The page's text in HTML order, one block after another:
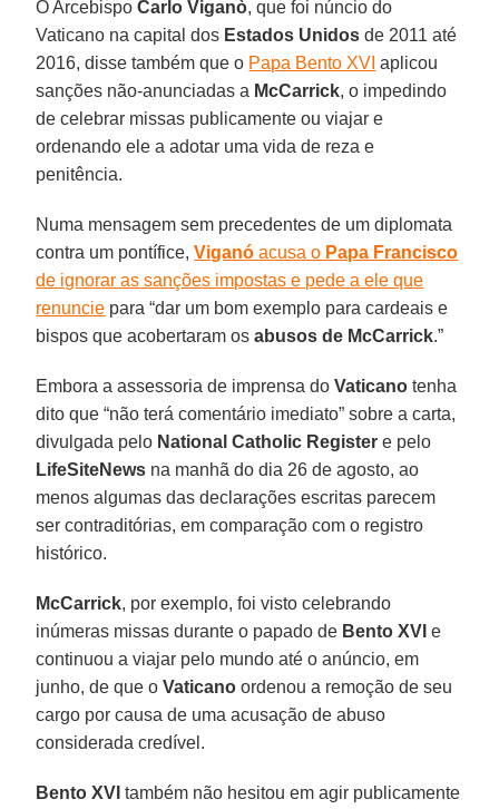
O ArcebispoCarlo Viganò, que foi núncio do
Vaticano na capital dos Estados Unidos de 2011 até
2016, disse também que o Papa Bento XVI aplicou
sanções não-anunciadas a McCarrick, o impedindo
de celebrar missas publicamente ou viajar e
ordenando ele a adotar uma vida de reza e
penitência.
Numa mensagem sem precedentes de um diplomata
contra um pontífice,Viganó acusa o Papa Francisco
de ignorar as sanções impostas e pede a ele que
renuncie para “dar um bom exemplo para cardeais e
bispos que acobertaram osabusos de McCarrick.”
Embora a assessoria de imprensa doVaticano tenha
dito que “não terá comentário imediato” sobre a carta,
divulgada pelo National Catholic Register e pelo
LifeSiteNews na manhã do dia 26 de agosto, ao
menos algumas das declarações escritas parecem
ser contraditórias, em comparação com o registro
histórico.
McCarrick, por exemplo, foi visto celebrando
inúmeras missas durante o papado de Bento XVI e
continuou a viajar pelo mundo até o anúncio, em
junho, de que oVaticano ordenou a remoção de seu
cargo por causa de uma acusação de abuso
considerada credível.
Bento XVI também não hesitou em agir publicamente